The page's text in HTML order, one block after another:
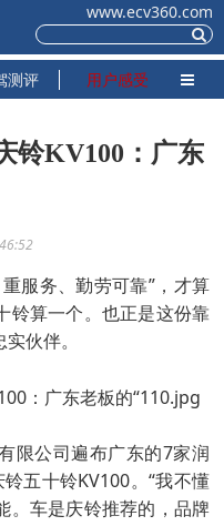
www.ecv360.com
测评 用户感受
铃KV100：广东
服务、勤劳可靠”，才算
铃算一个。也正是这份靠
伙伴。
限公司遍布广东的7家润
五十铃KV100。“我不懂
。车是庆铃推荐的，品牌